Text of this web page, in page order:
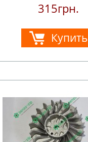
315грн.
Купить